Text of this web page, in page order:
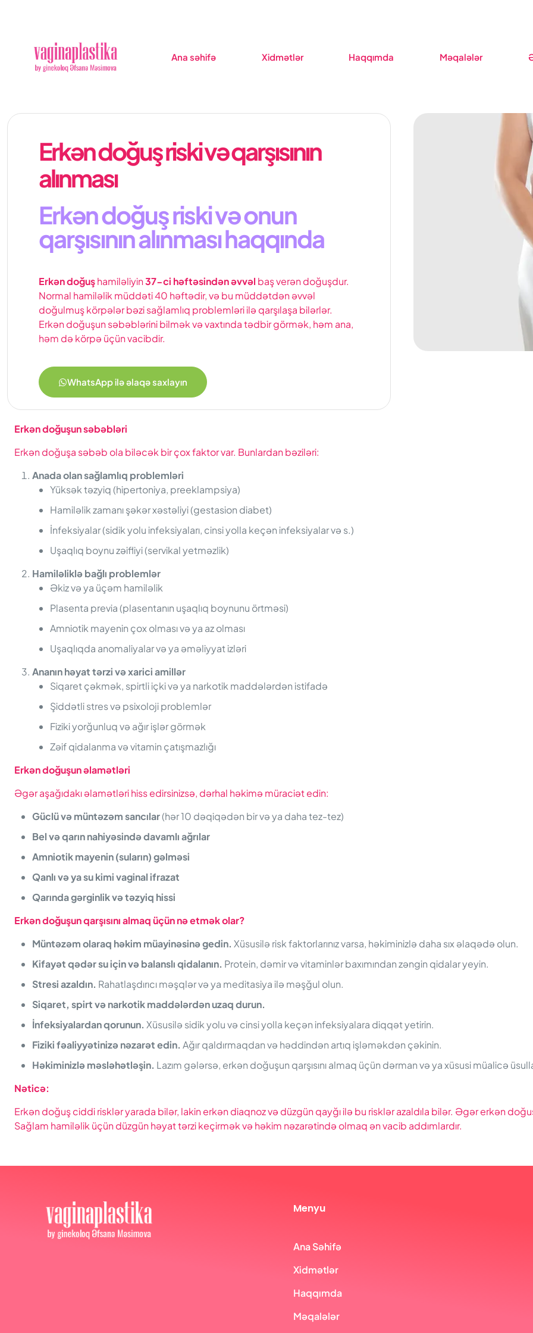
Ana səhifə Xidmətlər Haqqımda Məqalələr
Erkən doğuş riski və qarşısının
alınması
Erkən doğuş riski və onun
qarşısının alınması haqqında
Erkən doğuşhamiləliyin37-ci həftəsindən əvvəl baş verən doğuşdur.
Normal hamiləlik müddəti 40 həftədir, və bu müddətdən əvvəl
doğulmuş körpələr bəzi sağlamlıq problemləri ilə qarşılaşa bilərlər.
Erkən doğuşun səbəblərini bilmək və vaxtında tədbir görmək, həm ana,
həm də körpə üçün vacibdir.
WhatsApp ilə əlaqə saxlayın
Erkəndoğuşunsəbəbləri
Erkən doğuşa səbəb ola biləcək bir çox faktor var. Bunlardan bəziləri:
Anada olan sağlamlıq problemləri
Yüksək təzyiq (hipertoniya, preeklampsiya)
Hamiləlik zamanı şəkər xəstəliyi (gestasion diabet)
İnfeksiyalar (sidik yolu infeksiyaları, cinsi yolla keçən infeksiyalar və s.)
Uşaqlıq boynu zəifliyi (servikal yetməzlik)
Hamiləliklə bağlı problemlər
Əkiz və ya üçəm hamiləlik
Plasenta previa (plasentanın uşaqlıq boynunu örtməsi)
Amniotik mayenin çox olması və ya az olması
Uşaqlıqda anomaliyalar və ya əməliyyat izləri
Ananın həyat tərzi və xarici amillər
Siqaret çəkmək, spirtli içki və ya narkotik maddələrdən istifadə
Şiddətli stres və psixoloji problemlər
Fiziki yorğunluq və ağır işlər görmək
Zəif qidalanma və vitamin çatışmazlığı
Erkəndoğuşunəlamətləri
Əgər aşağıdakı əlamətləri hiss edirsinizsə, dərhal həkimə müraciət edin:
Güclü və müntəzəm sancılar(hər 10 dəqiqədən bir və ya daha tez-tez)
Bel və qarın nahiyəsində davamlı ağrılar
Amniotik mayenin (suların) gəlməsi
Qanlı və ya su kimi vaginal ifrazat
Qarında gərginlik və təzyiq hissi
Erkəndoğuşunqarşısınıalmaqüçünnəetməkolar?
Müntəzəm olaraq həkim müayinəsinə gedin. Xüsusilə risk faktorlarınız varsa, həkiminizlə daha sıx əlaqədə olun.
Kifayət qədər su için və balanslı qidalanın. Protein, dəmir və vitaminlər baxımından zəngin qidalar yeyin.
Stresi azaldın. Rahatlaşdırıcı məşqlər və ya meditasiya ilə məşğul olun.
Siqaret, spirt və narkotik maddələrdən uzaq durun.
İnfeksiyalardan qorunun. Xüsusilə sidik yolu və cinsi yolla keçən infeksiyalara diqqət yetirin.
Fiziki fəaliyyətinizə nəzarət edin. Ağır qaldırmaqdan və həddindən artıq işləməkdən çəkinin.
Həkiminizlə məsləhətləşin. Lazım gələrsə, erkən doğuşun qarşısını almaq üçün dərman və ya xüsusi müalicə
Nəticə:
Erkən doğuş ciddi risklər yarada bilər, lakin erkən diaqnoz və düzgün qayğı ilə bu risklər azaldıla bilər. Əgər erkən
Sağlam hamiləlik üçün düzgün həyat tərzi keçirmək və həkim nəzarətində olmaq ən vacib addımlardır.
Menyu
Ana Səhifə
Xidmətlər
Haqqımda
Məqalələr